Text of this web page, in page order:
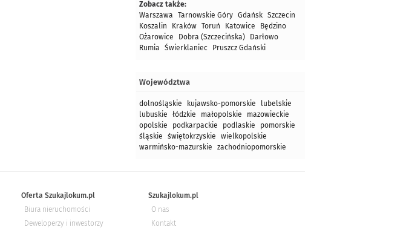
Zobacz także:
Warszawa
Tarnowskie Góry Gdańsk Szczecin
Koszalin
Kraków Toruń Katowice
Będzino
Ożarowice
Dobra (Szczecińska)
Darłowo
Rumia
Świerklaniec Pruszcz Gdański
Województwa
dolnośląskie kujawsko-pomorskie
lubelskie
lubuskie
łódzkie małopolskie
mazowieckie
opolskie
podkarpackie podlaskie
pomorskie
śląskie
świętokrzyskie
wielkopolskie
warmińsko-mazurskie
zachodniopomorskie
Oferta Szukajlokum.pl
Biura nieruchomości
Deweloperzy i inwestorzy
Szukajlokum.pl
O nas
Kontakt